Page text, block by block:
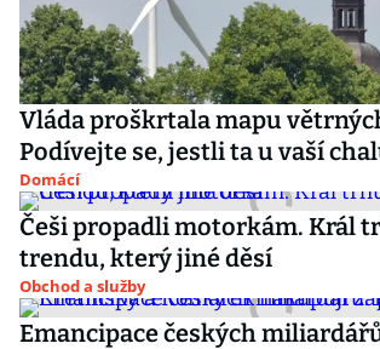
Vláda proškrtala mapu
Podívejte se, jestli ta u vaší
Domácí
Češi propadli motorkám. Král
trendu, který jiné děsí
Obchod a služby
Emancipace českých